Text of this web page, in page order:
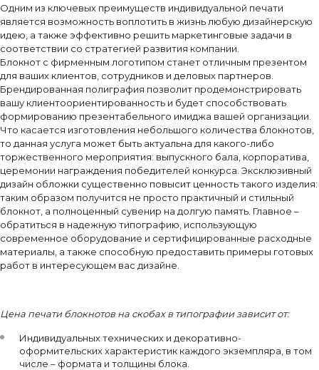
Одним из ключевых преимуществ индивидуальной печати
является возможность воплотить в жизнь любую дизайнерскую
идею, а также эффективно решить маркетинговые задачи в
соответствии со стратегией развития компании.
Блокнот с фирменным логотипом станет отличным презентом
для ваших клиентов, сотрудников и деловых партнеров.
Брендированная полиграфия позволит продемонстрировать
вашу клиентоориентированность и будет способствовать
формированию презентабельного имиджа вашей организации.
Что касается изготовления небольшого количества блокнотов,
то данная услуга может быть актуальна для какого-либо
торжественного мероприятия: выпускного бала, корпоратива,
церемонии награждения победителей конкурса. Эксклюзивный
дизайн обложки существенно повысит ценность такого изделия:
таким образом получится не просто практичный и стильный
блокнот, а полноценный сувенир на долгую память. Главное –
обратиться в надежную типографию, использующую
современное оборудование и сертифицированные расходные
материалы, а также способную предоставить примеры готовых
работ в интересующем вас дизайне.
Цена печати блокнотов на скобах в типографии зависит от:
Индивидуальных технических и декоративно-
оформительских характеристик каждого экземпляра, в том
числе – формата и толщины блока.